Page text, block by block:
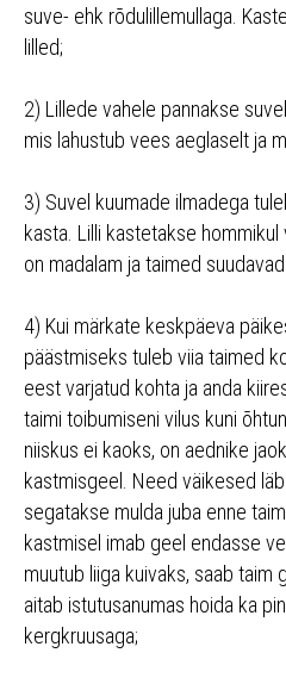
suve- ehk rõdulillemullaga.
lilled;
2) Lillede vahele pannakse
mis lahustub vees aeglaselt ja
3) Suvel kuumade ilmadega
kasta. Lilli kastetakse
on madalam ja taimed
4) Kui märkate keskpäeva
päästmiseks tuleb viia taimed
eest varjatud kohta ja anda
taimi toibumiseni vilus kuni
niiskus ei kaoks, on aednike
kastmisgeel. Need väikesed
segatakse mulda juba enne
kastmisel imab geel endasse
muutub liiga kuivaks, saab
aitab istutusanumas hoida ka
kergkruusaga;